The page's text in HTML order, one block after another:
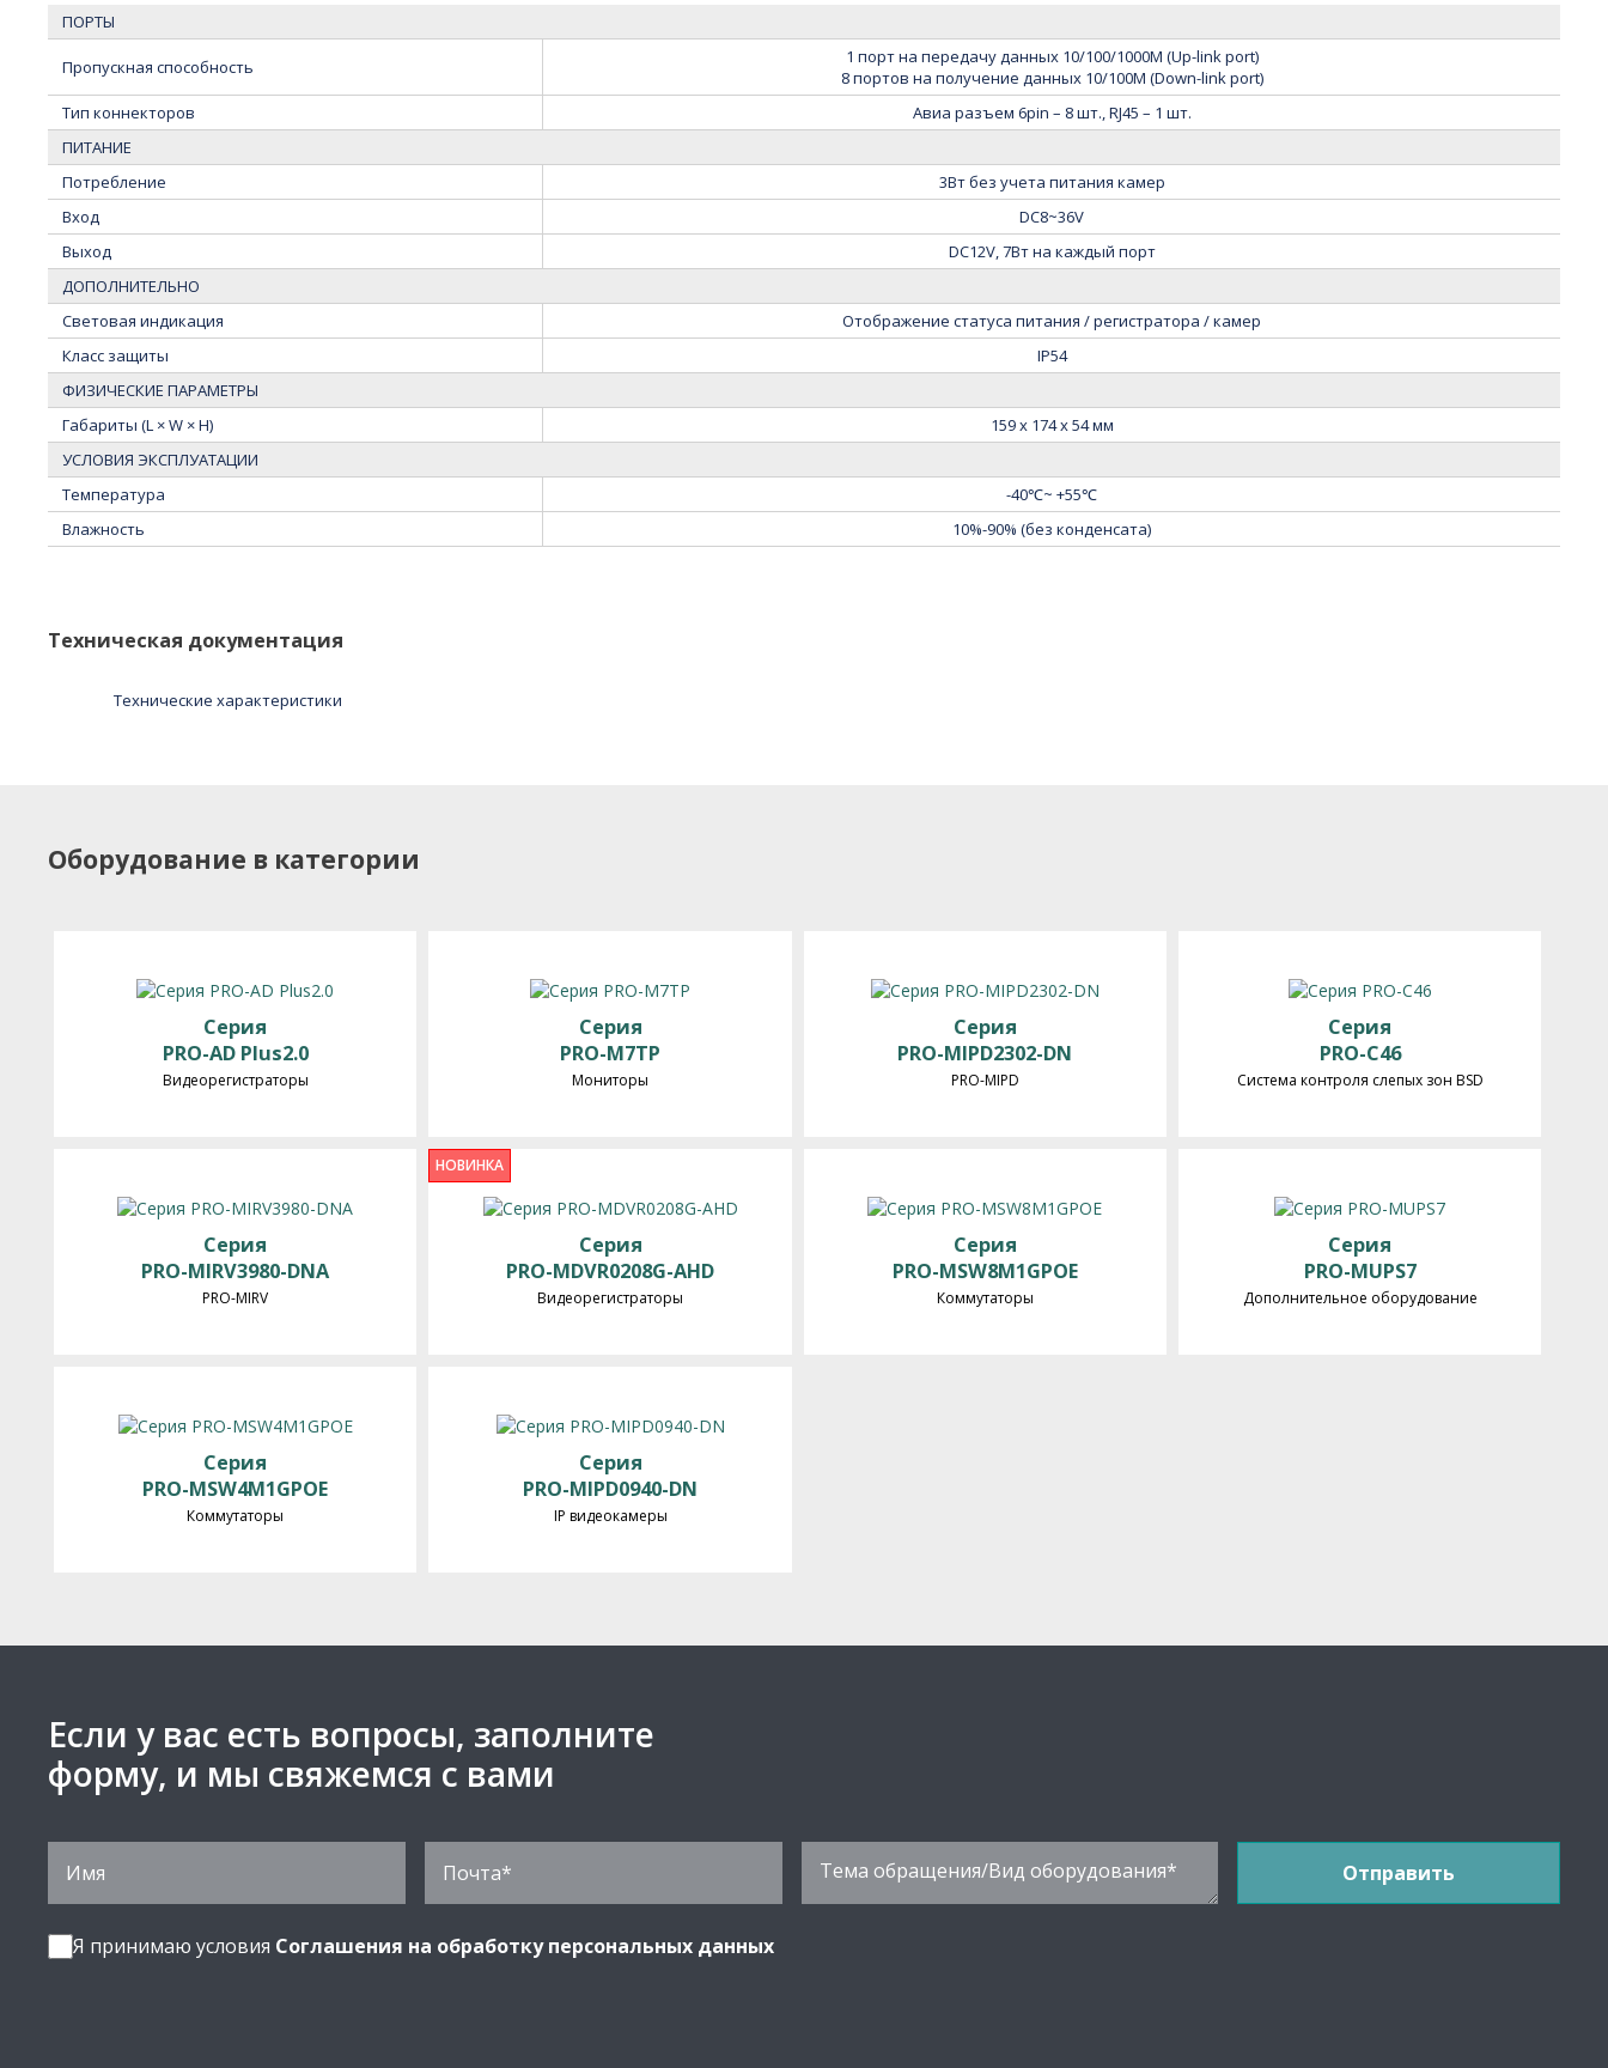
ПОРТЫ
Пропускная способность
1 порт на передачу данных 10/100/1000M (Up-link port)
8 портов на получение данных 10/100M (Down-link port)
Тип коннекторов
Авиа разъем 6pin – 8 шт., RJ45 – 1 шт.
ПИТАНИЕ
Потребление
3Вт без учета питания камер
Вход
DC8~36V
Выход
DC12V, 7Вт на каждый порт
ДОПОЛНИТЕЛЬНО
Световая индикация
Отображение статуса питания / регистратора / камер
Класс защиты
IP54
ФИЗИЧЕСКИЕ ПАРАМЕТРЫ
Габариты (L × W × H)
159 x 174 x 54 мм
УСЛОВИЯ ЭКСПЛУАТАЦИИ
Температура
-40℃~ +55℃
Влажность
10%-90% (без конденсата)
Техническая документация
Технические характеристики
Оборудование в категории
Серия
PRO-AD Plus2.0
Видеорегистраторы
Серия
PRO-M7TP
Мониторы
Серия
PRO-MIPD2302-DN
PRO-MIPD
Серия
PRO-C46
Система контроля слепых зон BSD
Серия
PRO-MIRV3980-DNA
PRO-MIRV
Серия
PRO-MDVR0208G-AHD
Видеорегистраторы
НОВИНКА
Серия
PRO-MSW8M1GPOE
Коммутаторы
Серия
PRO-MUPS7
Дополнительное оборудование
Серия
PRO-MSW4M1GPOE
Коммутаторы
Серия
PRO-MIPD0940-DN
IP видеокамеры
Если у вас есть вопросы, заполните
форму, и мы свяжемся с вами
Я принимаю условия Соглашения на обработку персональных данных